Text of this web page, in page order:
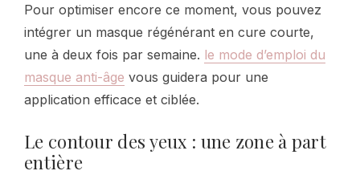
Pour optimiser encore ce moment, vous pouvez
intégrer un masque régénérant en cure courte,
une à deux fois par semaine. le mode d’emploi du
masque anti-âge vous guidera pour une
application efficace et ciblée.
Le contour des yeux : une zone à part
entière